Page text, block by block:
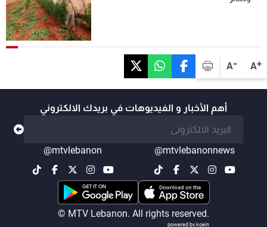
A+
A-
أهم الأخبار و الفيديوهات في بريدك الالكتروني
@mtvlebanonnews
@mtvlebanon
© MTV Lebanon. All rights reserved.
powered by koein